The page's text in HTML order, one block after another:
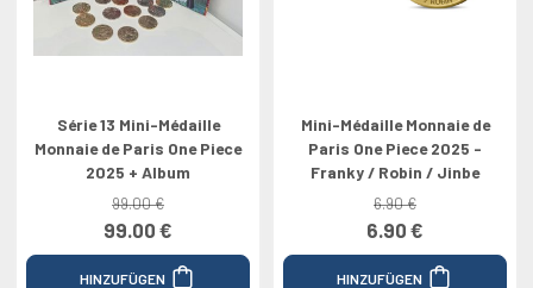
Série 13 Mini-Médaille
Monnaie de Paris One Piece
2025 + Album
99.00 €
99.00 €
HINZUFÜGEN
Mini-Médaille Monnaie de
Paris One Piece 2025 -
Franky / Robin / Jinbe
6.90 €
6.90 €
HINZUFÜGEN